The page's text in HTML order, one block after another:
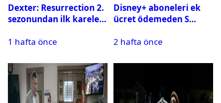
Dexter: Resurrection 2.
sezonundan ilk kareler
1 hafta önce
Disney+ aboneleri ek
ücret ödemeden S
izleyebilecek
2 hafta önce